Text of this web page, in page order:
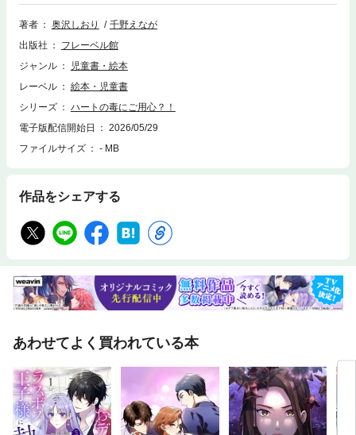
ライバル、月乃もやってきた！一方さそり座の女の子・琴音は、同じ音楽
教室に通う男の子に避けられてしまったことで悩んでいる様子だけど…。
著者 奥沢しおり
千野えなが
出版社
フレーベル館
ジャンル
児童書・絵本
レーベル
絵本・児童書
シリーズ
ハートの毒にご用心？！
電子版配信開始日
2026/05/29
ファイルサイズ
- MB
作品をシェアする
あわせてよく買われている本